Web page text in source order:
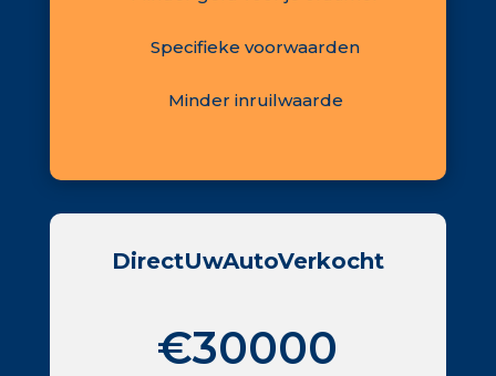
Specifieke voorwaarden
Minder inruilwaarde
DirectUwAutoVerkocht
€30000